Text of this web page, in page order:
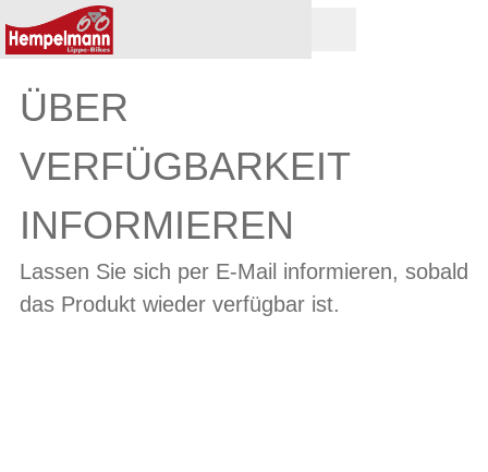
ÜBER
VERFÜGBARKEIT
INFORMIEREN
Lassen Sie sich per E-Mail informieren, sobald
das Produkt wieder verfügbar ist.